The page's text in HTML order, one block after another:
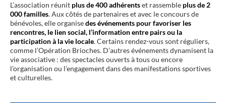
L’association réunit plus de 400 adhérentset rassemble plus de 2
000 familles. Aux côtés de partenaires et avec le concours de
bénévoles, elle organisedes événements pour favoriser les
rencontres, le lien social, l’information entre pairs ou la
participation à la vie locale. Certains rendez-vous sont réguliers,
comme l’Opération Brioches. D’autres événements dynamisent la
vie associative : des spectacles ouverts à tous ou encore
l’organisation ou l’engagement dans des manifestations sportives
et culturelles.